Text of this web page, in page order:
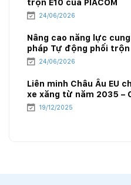
24/06/2026
Nâng cao năng lực
pháp Tự động phối trộn
24/06/2026
Liên minh Châu Âu EU
xe xăng từ năm 2035 –
năng lượng
19/12/2025